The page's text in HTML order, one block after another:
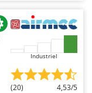
Industriel
(20) 4,53/5